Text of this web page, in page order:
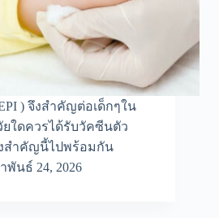
) จึงสำคัญต่อเด็กๆใน
ยใดควรได้รับวัคซีนตัว
สำคัญนี้ไปพร้อมกัน
พันธ์ 24, 2026